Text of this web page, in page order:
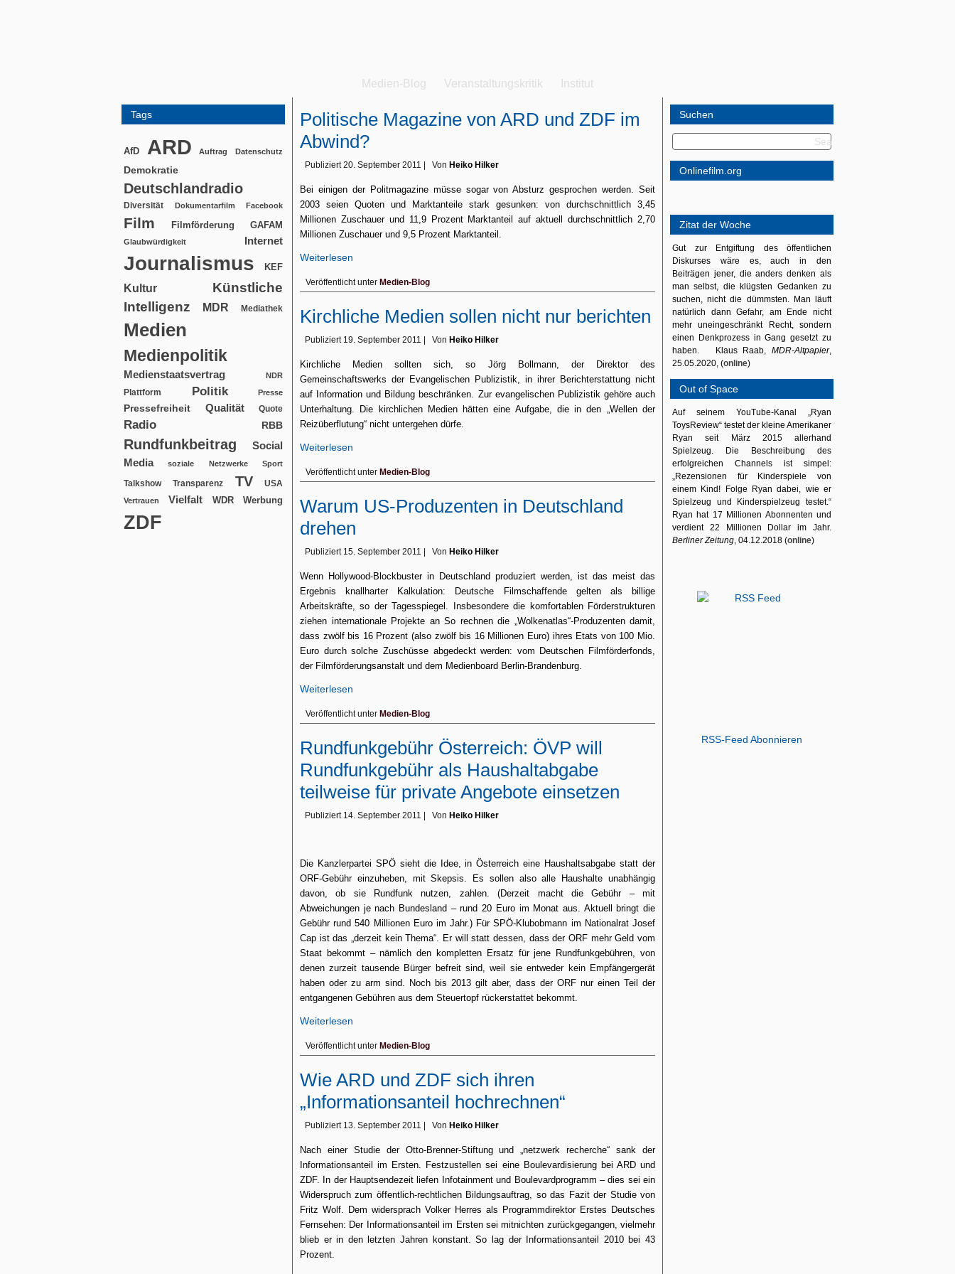
Medien-Blog Veranstaltungskritik Institut
Tags
AfD ARD Auftrag Datenschutz
Demokratie
Deutschlandradio
Diversität Dokumentarfilm Facebook
Film Filmförderung GAFAM
Glaubwürdigkeit Internet
Journalismus KEF
Kultur
Künstliche
Intelligenz
MDR Mediathek
Medien
Medienpolitik
Medienstaatsvertrag NDR
Plattform Politik Presse
Pressefreiheit Qualität Quote
Radio RBB
Rundfunkbeitrag
Social
Media
soziale Netzwerke Sport
Talkshow Transparenz TV USA
Vertrauen Vielfalt WDR Werbung
ZDF
Politische Magazine von ARD und ZDF im
Abwind?
Publiziert 20. September 2011 Von Heiko Hilker
Bei einigen der Politmagazine müsse sogar von Absturz gesprochen werden. Seit
2003 seien Quoten und Marktanteile stark gesunken: von durchschnittlich 3,45
Millionen Zuschauer und 11,9 Prozent Marktanteil auf aktuell durchschnittlich 2,70
Millionen Zuschauer und 9,5 Prozent Marktanteil.
Weiterlesen
Veröffentlicht unter Medien-Blog
Kirchliche Medien sollen nicht nur berichten
Publiziert 19. September 2011 Von Heiko Hilker
Kirchliche Medien sollten sich, so Jörg Bollmann, der Direktor des
Gemeinschaftswerks der Evangelischen Publizistik, in ihrer Berichterstattung nicht
auf Information und Bildung beschränken. Zur evangelischen Publizistik gehöre auch
Unterhaltung. Die kirchlichen Medien hätten eine Aufgabe, die in den „Wellen der
Reizüberflutung“ nicht untergehen dürfe.
Weiterlesen
Veröffentlicht unter Medien-Blog
Warum US-Produzenten in Deutschland
drehen
Publiziert 15. September 2011 Von Heiko Hilker
Wenn Hollywood-Blockbuster in Deutschland produziert werden, ist das meist das
Ergebnis knallharter Kalkulation: Deutsche Filmschaffende gelten als billige
Arbeitskräfte,so der Tagesspiegel. Insbesondere die komfortablen Förderstrukturen
ziehen internationale Projekte an So rechnen die „Wolkenatlas“-Produzenten damit,
dass zwölf bis 16 Prozent (also zwölf bis 16 Millionen Euro) ihres Etats von 100 Mio.
Euro durch solche Zuschüsse abgedeckt werden: vom Deutschen Filmförderfonds,
der Filmförderungsanstalt und dem Medienboard Berlin-Brandenburg.
Weiterlesen
Veröffentlicht unter Medien-Blog
Rundfunkgebühr Österreich: ÖVP will
Rundfunkgebühr als Haushaltabgabe
teilweise für private Angebote einsetzen
Publiziert 14. September 2011 Von Heiko Hilker
Die Kanzlerpartei SPÖ sieht die Idee, in Österreich eine Haushaltsabgabe statt der
ORF-Gebühr einzuheben, mit Skepsis. Es sollen also alle Haushalte unabhängig
davon, ob sie Rundfunk nutzen, zahlen. (Derzeit macht die Gebühr – mit
Abweichungen je nach Bundesland – rund 20 Euro im Monat aus. Aktuell bringt die
Gebühr rund 540 Millionen Euro im Jahr.) Für SPÖ-Klubobmann im Nationalrat Josef
Cap ist das „derzeit kein Thema“. Er will statt dessen, dass der ORF mehr Geld vom
Staat bekommt – nämlich den kompletten Ersatz für jene Rundfunkgebühren, von
denen zurzeit tausende Bürger befreit sind, weil sie entweder kein Empfängergerät
haben oder zu arm sind. Noch bis 2013 gilt aber, dass der ORF nur einen Teil der
entgangenen Gebühren aus dem Steuertopf rückerstattet bekommt.
Weiterlesen
Veröffentlicht unter Medien-Blog
Wie ARD und ZDF sich ihren
„Informationsanteil hochrechnen“
Publiziert 13. September 2011 Von Heiko Hilker
Nach einer Studieder Otto-Brenner-Stiftung und „netzwerk recherche“ sank der
Informationsanteil im Ersten. Festzustellen sei eine Boulevardisierung bei ARD und
ZDF. In der Hauptsendezeit liefen Infotainment und Boulevardprogramm – dies sei ein
Widerspruch zum öffentlich-rechtlichen Bildungsauftrag, so das Fazit der Studie von
Fritz Wolf. Dem widersprach Volker Herres als Programmdirektor Erstes Deutsches
Fernsehen: Der Informationsanteil im Ersten sei mitnichten zurückgegangen, vielmehr
blieb er in den letzten Jahren konstant. So lag der Informationsanteil 2010 bei 43
Prozent.
Suchen
Onlinefilm.org
Zitat der Woche
Gut zur Entgiftung des öffentlichen
Diskurses wäre es, auch in den
Beiträgen jener, die anders denken als
man selbst, die klügsten Gedanken zu
suchen, nicht die dümmsten. Man läuft
natürlich dann Gefahr, am Ende nicht
mehr uneingeschränkt Recht, sondern
einen Denkprozess in Gang gesetzt zu
haben. Klaus Raab, MDR-Altpapier,
25.05.2020, (online)
Out of Space
Auf seinem YouTube-Kanal „Ryan
ToysReview“ testet der kleine Amerikaner
Ryan seit März 2015 allerhand
Spielzeug. Die Beschreibung des
erfolgreichen Channels ist simpel:
„Rezensionen für Kinderspiele von
einem Kind! Folge Ryan dabei, wie er
Spielzeug und Kinderspielzeug testet.“
Ryan hat 17 Millionen Abonnenten und
verdient 22 Millionen Dollar im Jahr.
Berliner Zeitung, 04.12.2018 (online)
RSS-Feed Abonnieren